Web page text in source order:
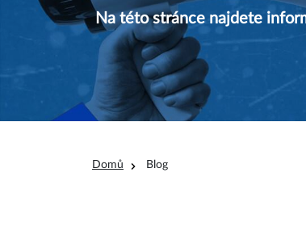
Na této stránce najdete
Drobečková navigace
Domů Blog